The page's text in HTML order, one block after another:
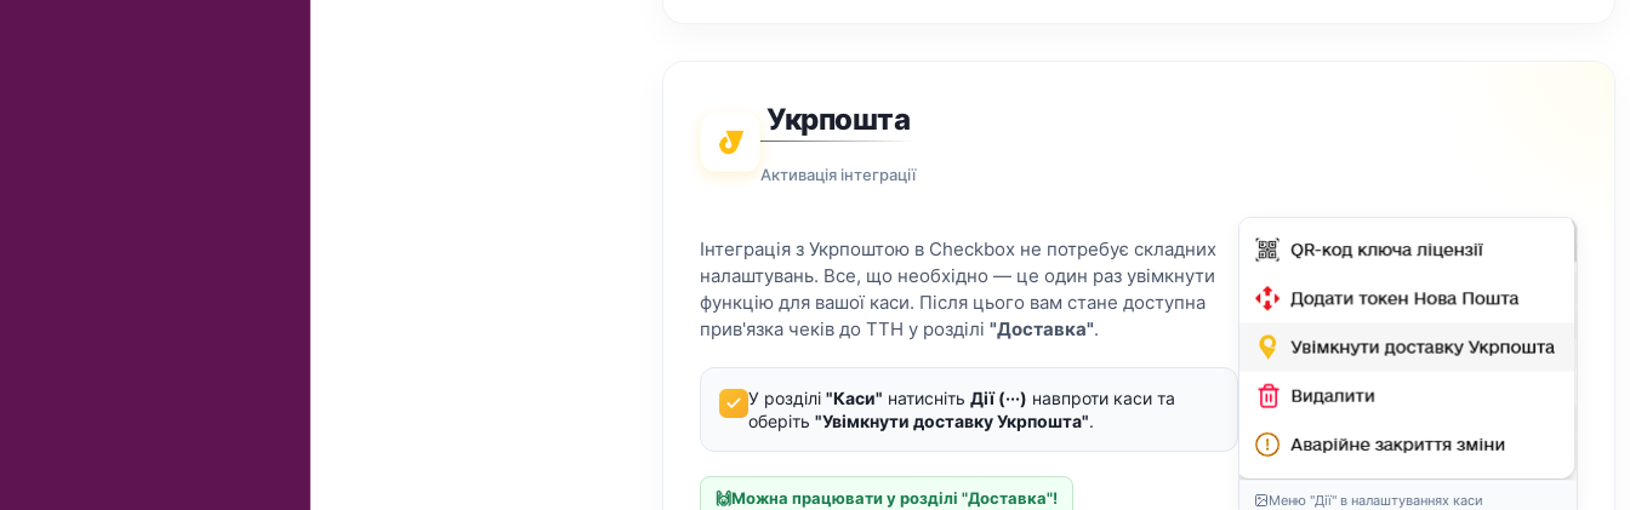
Укрпошта
Активація інтеграції
Інтеграція з Укрпоштою в Checkbox не потребує складних
налаштувань. Все, що необхідно — це один раз увімкнути
функцію для вашої каси. Після цього вам стане доступна
прив'язка чеків до ТТН у розділі "Доставка".
У розділі "Каси" натисніть Дії (···) навпроти каси та
оберіть "Увімкнути доставку Укрпошта".
🙌Можна працювати у розділі "Доставка"! Меню "Дії" в налаштуваннях каси